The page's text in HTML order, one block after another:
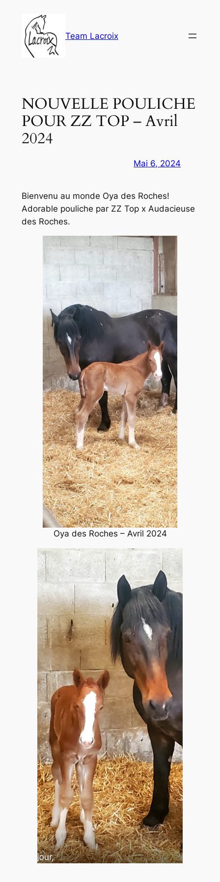
contenu
Team Lacroix
NOUVELLE POULICHE
POUR ZZ TOP – Avril
2024
Mai 6, 2024
Bienvenu au monde Oya des Roches!
Adorable pouliche par ZZ Top x Audacieuse
des Roches.
Oya des Roches – Avril 2024